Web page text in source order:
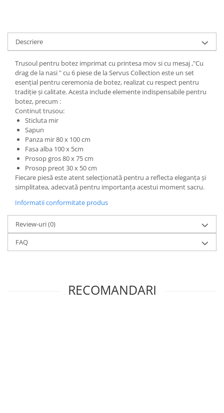
Descriere
Trusoul pentru botez imprimat cu printesa mov si cu mesaj ,"Cu
drag de la nasi " cu 6 piese de la Servus Collection este un set
esențial pentru ceremonia de botez, realizat cu respect pentru
tradiție și calitate. Acesta include elemente indispensabile pentru
botez, precum :
Continut trusou:
Sticluta mir
Sapun
Panza mir 80 x 100 cm
Fasa alba 100 x 5cm
Prosop gros 80 x 75 cm
Prosop preot 30 x 50 cm
Fiecare piesă este atent selecționată pentru a reflecta eleganța și
simplitatea, adecvată pentru importanța acestui moment sacru.
Informatii conformitate produs
Review-uri(0)
FAQ
RECOMANDARI